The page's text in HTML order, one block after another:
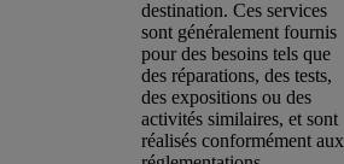
destination. Ces services
sont généralement fournis
pour des besoins tels que
des réparations, des tests,
des expositions ou des
activités similaires, et sont
réalisés conformément aux